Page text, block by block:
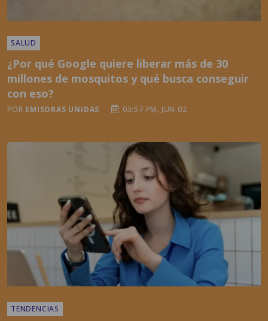
SALUD
¿Por qué Google quiere liberar más de 30
millones de mosquitos y qué busca conseguir
con eso?
POR EMISORAS UNIDAS 03:57 PM, JUN 02
TENDENCIAS